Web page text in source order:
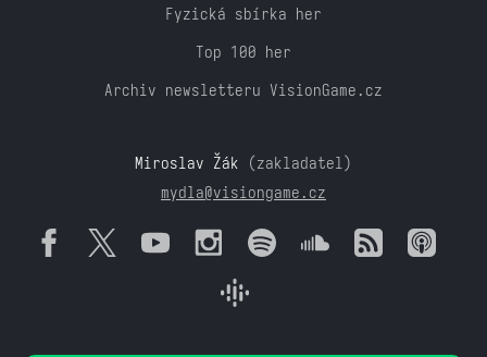
Fyzická sbírka her
Top 100 her
Archiv newsletteru VisionGame.cz
Miroslav Žák (zakladatel)
mydla@visiongame.cz